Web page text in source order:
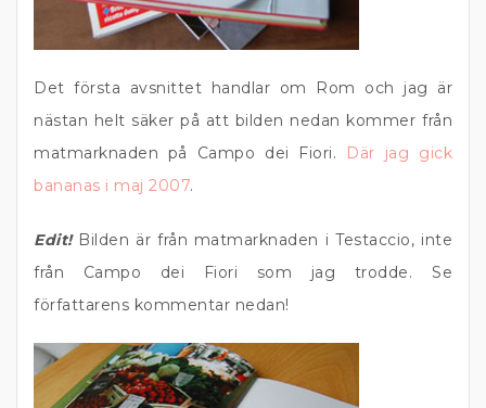
Det första avsnittet handlar om Rom och jag är
nästan helt säker på att bilden nedan kommer från
matmarknaden på Campo dei Fiori. Där jag gick
bananas i maj 2007.
Edit!Bilden är från matmarknaden i Testaccio, inte
från Campo dei Fiori som jag trodde. Se
författarens kommentar nedan!